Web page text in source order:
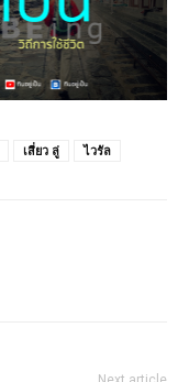
เสี่ยว ลู่ ไวรัล